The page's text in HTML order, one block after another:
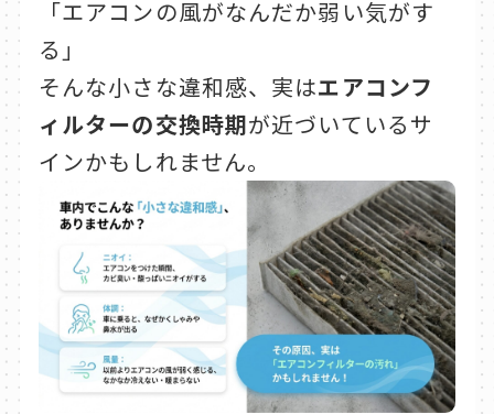
「エアコンの風がなんだか弱い気がす
る」
そんな小さな違和感、実はエアコンフ
ィルターの交換時期が近づいているサ
インかもしれません。